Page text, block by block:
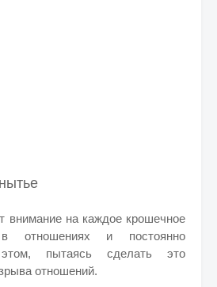
внимание на каждое крошечное
в отношениях и постоянно
пытаясь сделать это
отношений.